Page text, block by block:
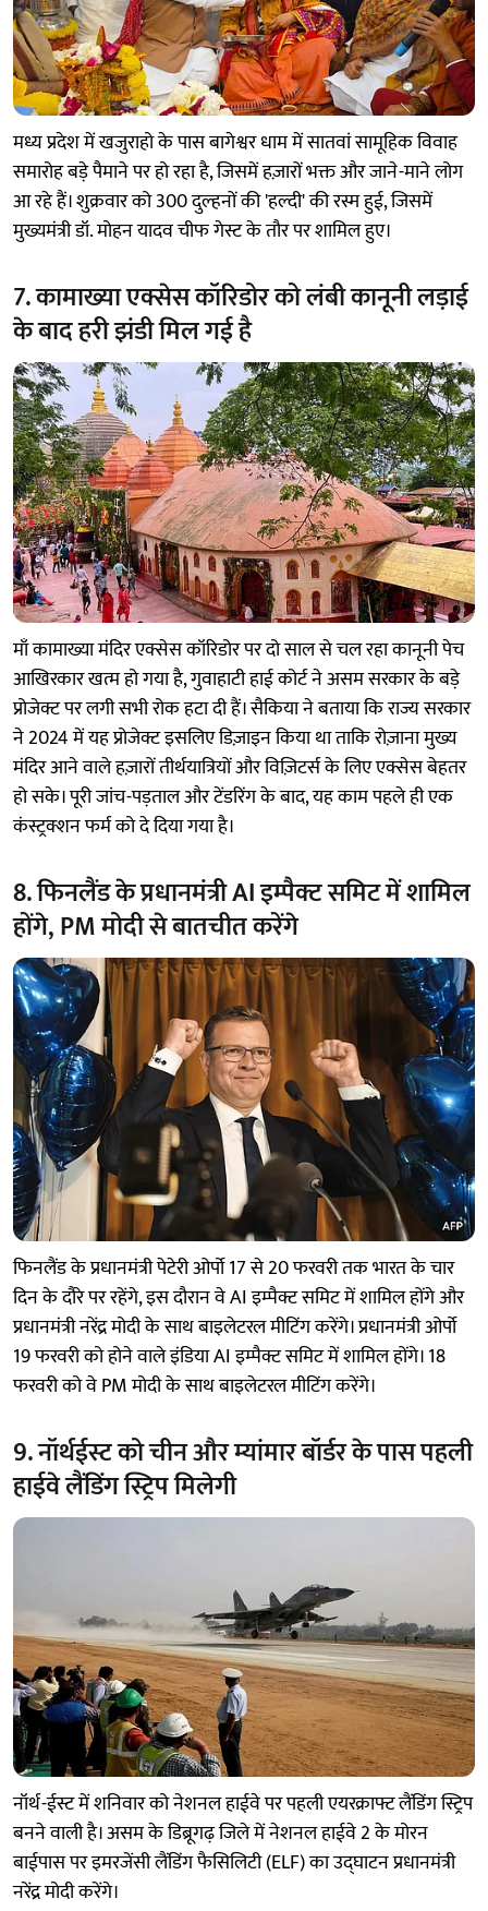
मध्य प्रदेश में खजुराहो के पास बागेश्वर धाम में सातवां सामूहिक विवाह
समारोह बड़े पैमाने पर हो रहा है, जिसमें हज़ारों भक्त और जाने-माने लोग
आ रहे हैं। शुक्रवार को 300 दुल्हनों की 'हल्दी' की रस्म हुई, जिसमें
मुख्यमंत्री डॉ. मोहन यादव चीफ गेस्ट के तौर पर शामिल हुए।
7. कामाख्या एक्सेस कॉरिडोर को लंबी कानूनी लड़ाई
के बाद हरी झंडी मिल गई है
माँ कामाख्या मंदिर एक्सेस कॉरिडोर पर दो साल से चल रहा कानूनी पेच
आखिरकार खत्म हो गया है, गुवाहाटी हाई कोर्ट ने असम सरकार के बड़े
प्रोजेक्ट पर लगी सभी रोक हटा दी हैं। सैकिया ने बताया कि राज्य सरकार
ने 2024 में यह प्रोजेक्ट इसलिए डिज़ाइन किया था ताकि रोज़ाना मुख्य
मंदिर आने वाले हज़ारों तीर्थयात्रियों और विज़िटर्स के लिए एक्सेस बेहतर
हो सके। पूरी जांच-पड़ताल और टेंडरिंग के बाद, यह काम पहले ही एक
कंस्ट्रक्शन फर्म को दे दिया गया है।
8. फिनलैंड के प्रधानमंत्री AI इम्पैक्ट समिट में शामिल
होंगे, PM मोदी से बातचीत करेंगे
फिनलैंड के प्रधानमंत्री पेटेरी ओर्पो 17 से 20 फरवरी तक भारत के चार
दिन के दौरे पर रहेंगे, इस दौरान वे AI इम्पैक्ट समिट में शामिल होंगे और
प्रधानमंत्री नरेंद्र मोदी के साथ बाइलेटरल मीटिंग करेंगे। प्रधानमंत्री ओर्पो
19 फरवरी को होने वाले इंडिया AI इम्पैक्ट समिट में शामिल होंगे। 18
फरवरी को वे PM मोदी के साथ बाइलेटरल मीटिंग करेंगे।
9. नॉर्थईस्ट को चीन और म्यांमार बॉर्डर के पास पहली
हाईवे लैंडिंग स्ट्रिप मिलेगी
नॉर्थ-ईस्ट में शनिवार को नेशनल हाईवे पर पहली एयरक्राफ्ट लैंडिंग स्ट्रिप
बनने वाली है। असम के डिब्रूगढ़ जिले में नेशनल हाईवे 2 के मोरन
बाईपास पर इमरजेंसी लैंडिंग फैसिलिटी (ELF) का उद्घाटन प्रधानमंत्री
नरेंद्र मोदी करेंगे।